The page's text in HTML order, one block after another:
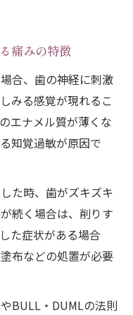
痛みの特徴
合、歯の神経に刺激
みる感覚が現れるこ
エナメル質が薄くな
知覚過敏が原因で
た時、歯がズキズキ
続く場合は、削りす
た症状がある場合
布などの処置が必要
BULL・DUMLの法則